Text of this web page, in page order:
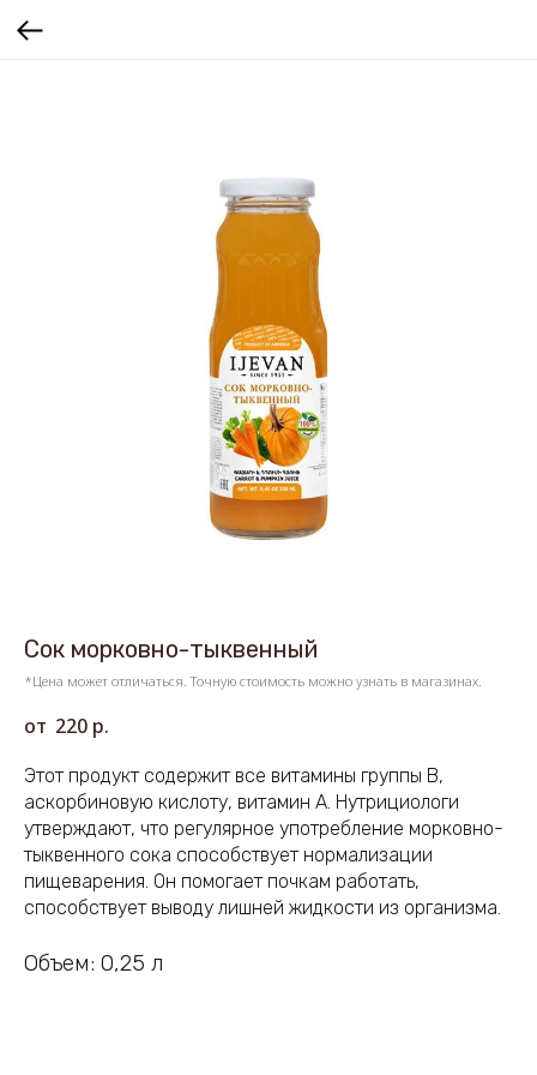
Сок морковно-тыквенный
*Цена может отличаться. Точную стоимость можно узнать в магазинах.
220 р.
Этот продукт содержит все витамины группы В,
аскорбиновую кислоту, витамин А. Нутрициологи
утверждают, что регулярное употребление морковно-
тыквенного сока способствует нормализации
пищеварения. Он помогает почкам работать,
способствует выводу лишней жидкости из организма.
Объем: 0,25 л